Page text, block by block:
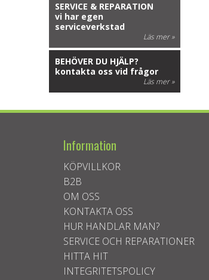
SERVICE & REPARATION
vi har egen
serviceverkstad
Läs mer »
BEHÖVER DU HJÄLP?
kontakta oss vid frågor
Läs mer »
Information
KÖPVILLKOR
B2B
OM OSS
KONTAKTA OSS
HUR HANDLAR MAN?
SERVICE OCH REPARATIONER
HITTA HIT
INTEGRITETSPOLICY